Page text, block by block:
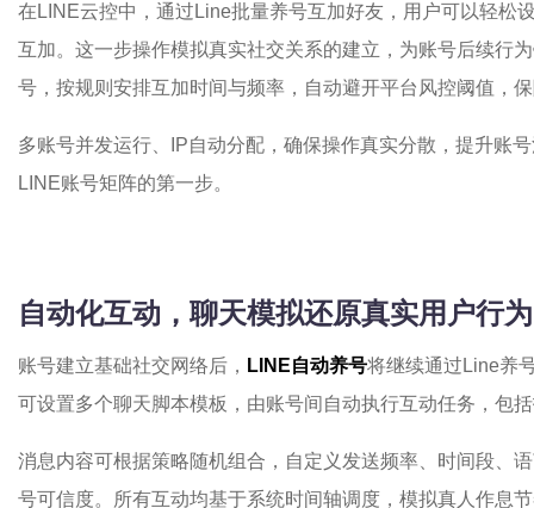
在LINE云控中，通过Line批量养号互加好友，用户可以轻松
互加。这一步操作模拟真实社交关系的建立，为账号后续行
号，按规则安排互加时间与频率，自动避开平台风控阈值，
多账号并发运行、IP自动分配，确保操作真实分散，提升账
LINE账号矩阵的第一步。
自动化互动，聊天模拟还原真实用户行为
账号建立基础社交网络后， LINE自动养号将继续通过Line养
可设置多个聊天脚本模板，由账号间自动执行互动任务，包
消息内容可根据策略随机组合，自定义发送频率、时间段、
号可信度。所有互动均基于系统时间轴调度，模拟真人作息